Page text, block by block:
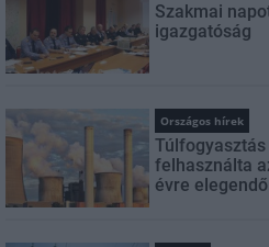
Szakmai
igazgatóság
Országos hírek
felhasználta
évre